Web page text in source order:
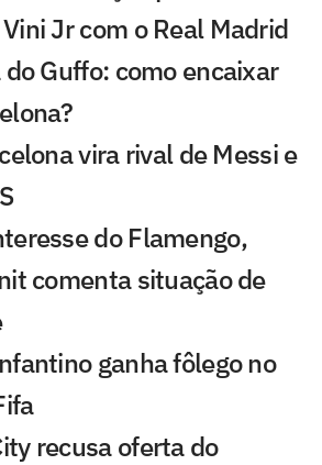
Jr com o Real Madrid
Guffo: como encaixar
vira rival de Messi e
do Flamengo,
comenta situação de
ganha fôlego no
recusa oferta do